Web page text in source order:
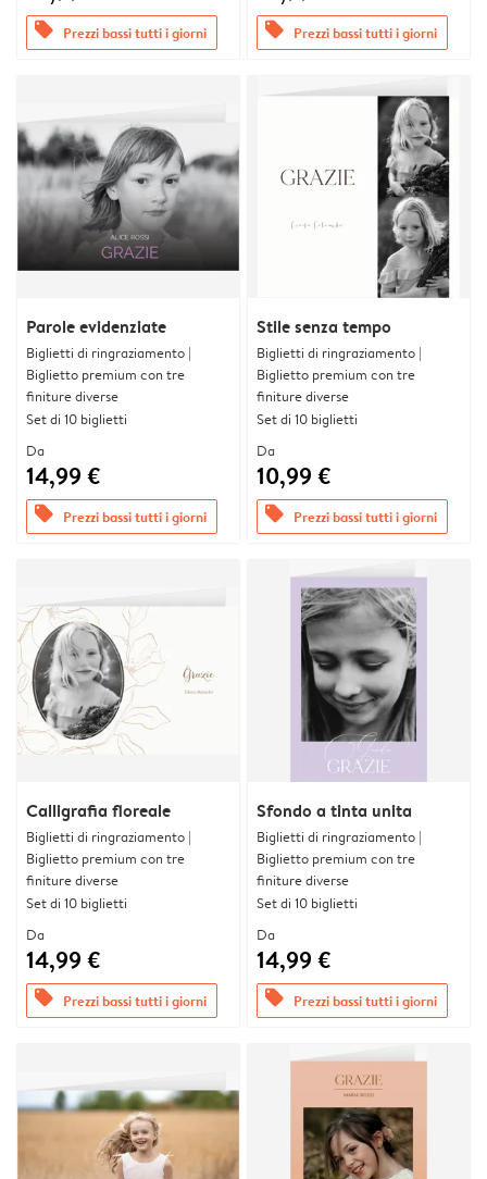
offers Prezzi bassi tutti i giorni offers Prezzi bassi tutti i giorni
Parole evidenziate
Biglietti di ringraziamento |
Biglietto premium con tre
finiture diverse
Set di 10 biglietti
Da
14,99 €
offers Prezzi bassi tutti i giorni
Stile senza tempo
Biglietti di ringraziamento |
Biglietto premium con tre
finiture diverse
Set di 10 biglietti
Da
10,99 €
offers Prezzi bassi tutti i giorni
Calligrafia floreale
Biglietti di ringraziamento |
Biglietto premium con tre
finiture diverse
Set di 10 biglietti
Da
14,99 €
offers Prezzi bassi tutti i giorni
Sfondo a tinta unita
Biglietti di ringraziamento |
Biglietto premium con tre
finiture diverse
Set di 10 biglietti
Da
14,99 €
offers Prezzi bassi tutti i giorni